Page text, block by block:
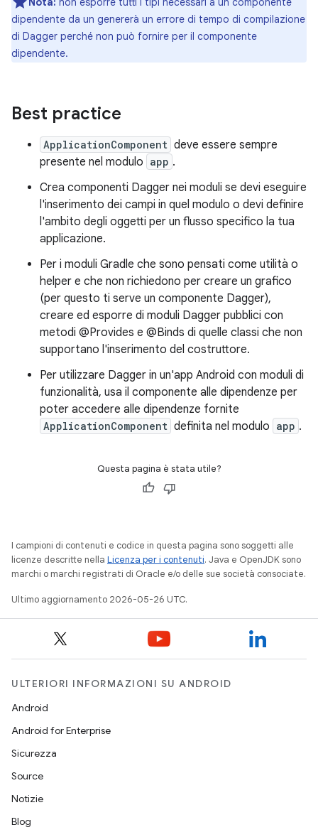
dipendente da un genererà un errore di tempo di compilazione
di Dagger perché non può fornire per il componente
dipendente.
Best practice
ApplicationComponent deve essere sempre
presente nel modulo app .
Crea componenti Dagger nei moduli se devi eseguire
l'inserimento dei campi in quel modulo o devi definire
l'ambito degli oggetti per un flusso specifico la tua
applicazione.
Per i moduli Gradle che sono pensati come utilità o
helper e che non richiedono per creare un grafico
(per questo ti serve un componente Dagger),
creare ed esporre di moduli Dagger pubblici con
metodi @Provides e @Binds di quelle classi che non
supportano l'inserimento del costruttore.
Per utilizzare Dagger in un'app Android con moduli di
funzionalità, usa il componente alle dipendenze per
poter accedere alle dipendenze fornite
ApplicationComponent definita nel modulo app .
Questa pagina è stata utile?
I campioni di contenuti e codice in questa pagina sono soggetti alle
licenze descritte nella Licenza per i contenuti. Java e OpenJDK sono
marchi o marchi registrati di Oracle e/o delle sue società consociate.
Ultimo aggiornamento 2026-05-26 UTC.
ULTERIORI INFORMAZIONI SU ANDROID
Android
Android for Enterprise
Sicurezza
Source
Notizie
Blog